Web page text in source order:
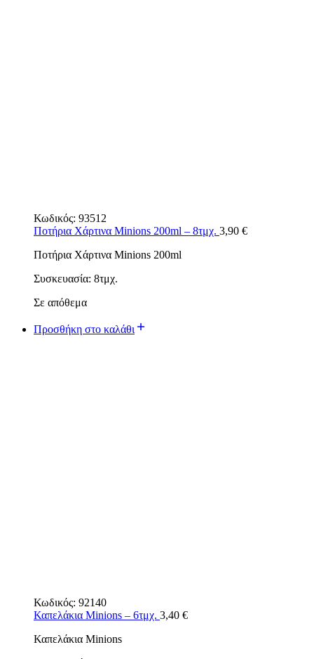
Κωδικός: 93512
Ποτήρια Χάρτινα Minions 200ml – 8τμχ. 3,90 €
Ποτήρια Χάρτινα Minions 200ml
Συσκευασία: 8τμχ.
Σε απόθεμα
Προσθήκη στο καλάθι
Κωδικός: 92140
Καπελάκια Minions – 6τμχ. 3,40 €
Καπελάκια Minions